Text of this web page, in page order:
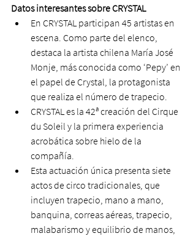
Datos interesantes sobre CRYSTAL
En CRYSTAL participan 45 artistas en
escena. Como parte del elenco,
destaca la artista chilena María José
Monje, más conocida como ‘Pepy’ en
el papel de Crystal, la protagonista
que realiza el número de trapecio.
CRYSTAL es la 42ª creación del Cirque
du Soleil y la primera experiencia
acrobática sobre hielo de la
compañía.
Esta actuación única presenta siete
actos de circo tradicionales, que
incluyen trapecio, mano a mano,
banquina, correas aéreas, trapecio,
malabarismo y equilibrio de manos,